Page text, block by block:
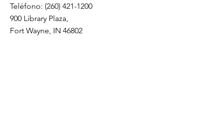
Teléfono: (260) 421-1200
900 Library Plaza,
Fort Wayne, IN 46802